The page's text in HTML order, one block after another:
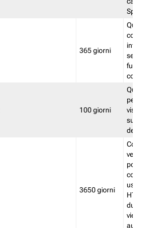
Split
365 giorni
100 giorni
su
3650 giorni
viene